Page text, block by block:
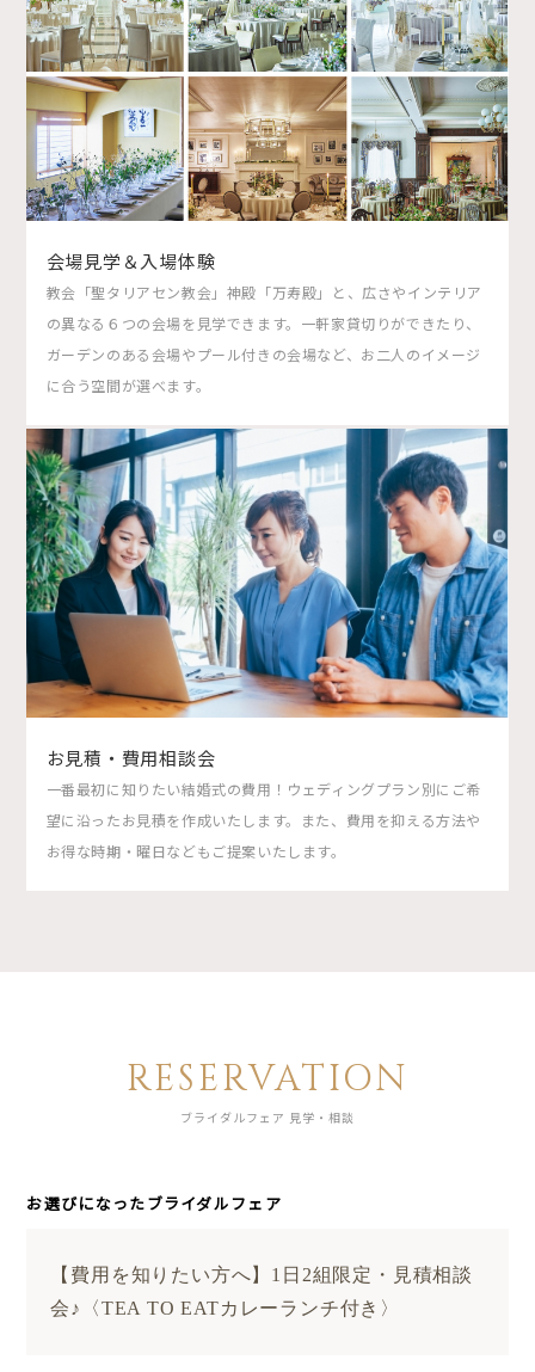
会場見学＆入場体験
教会「聖タリアセン教会」神殿「万寿殿」と、広さやインテリア
の異なる６つの会場を見学できます。一軒家貸切りができたり、
ガーデンのある会場やプール付きの会場など、お二人のイメージ
に合う空間が選べます。
お見積・費用相談会
一番最初に知りたい結婚式の費用！ウェディングプラン別にご希
望に沿ったお見積を作成いたします。また、費用を抑える方法や
お得な時期・曜日などもご提案いたします。
RESERVATION
ブライダルフェア 見学・相談
お選びになったブライダルフェア
【費用を知りたい方へ】1日2組限定・見積相談
会♪〈TEA TO EATカレーランチ付き〉